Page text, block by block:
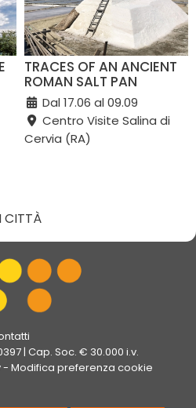
TRACES OF AN ANCIENT
ROMAN SALT PAN
Dal 17.06 al 09.09
Centro Visite Salina di
Cervia (RA)
CITTÀ
| Cap. Soc. € 30.000 i.v.
- Modifica preferenza cookie